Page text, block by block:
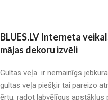
BLUES.LV Interneta
mājas dekoru izvēli
Gultas veļa ir nemainīgs
gultas veļa piešķir tai pareizo
ērtu, radot labvēlīgus